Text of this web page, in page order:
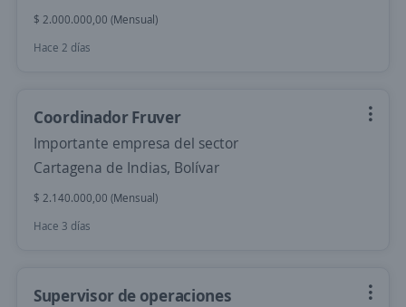
$ 2.000.000,00 (Mensual)
Hace 2 días
Coordinador Fruver
Importante empresa del sector
Cartagena de Indias, Bolívar
$ 2.140.000,00 (Mensual)
Hace 3 días
Supervisor de operaciones